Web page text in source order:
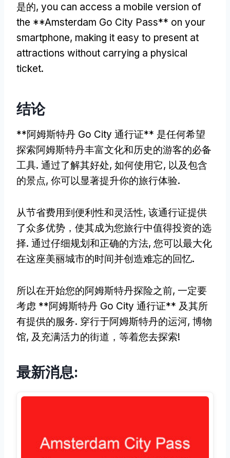
是的, you can access a mobile version of
the **Amsterdam Go City Pass** on your
smartphone, making it easy to present at
attractions without carrying a physical
ticket.
结论
**阿姆斯特丹 Go City 通行证** 是任何希望
探索阿姆斯特丹丰富文化和历史的游客的必备
工具. 通过了解其好处, 如何使用它, 以及包含
的景点, 你可以显著提升你的旅行体验.
从节省费用到便利性和灵活性, 该通行证提供
了众多优势，使其成为您旅行中值得投资的选
择. 通过仔细规划和正确的方法, 您可以最大化
在这座美丽城市的时间并创造难忘的回忆.
所以在开始您的阿姆斯特丹探险之前, 一定要
考虑 **阿姆斯特丹 Go City 通行证** 及其所
有提供的服务. 穿行于阿姆斯特丹的运河, 博物
馆, 及充满活力的街道，等着您去探索!
最新消息: